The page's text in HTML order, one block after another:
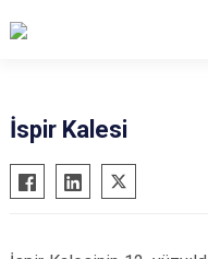
Aşkale
Çat
İspir Kalesi